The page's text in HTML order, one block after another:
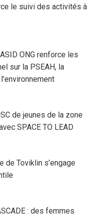
le suivi des activités à
ONG renforce les
sur la PSEAH, la
de jeunes de la zone
SPACE TO LEAD
de Toviklin s’engage
: des femmes